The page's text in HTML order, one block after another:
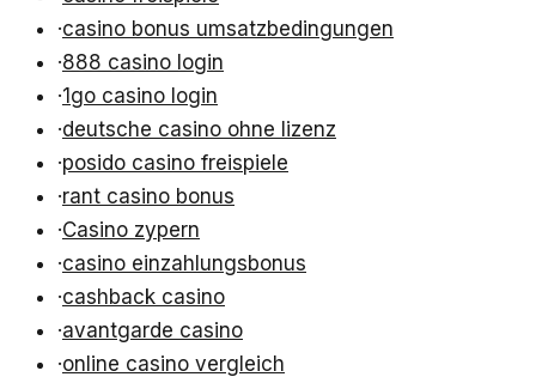
·casino bonus umsatzbedingungen
·888 casino login
·1go casino login
·deutsche casino ohne lizenz
·posido casino freispiele
·rant casino bonus
·Casino zypern
·casino einzahlungsbonus
·cashback casino
·avantgarde casino
·online casino vergleich